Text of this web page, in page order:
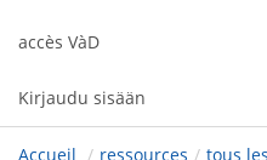
accès VàD
Kirjaudu sisään
Accueil / ressources / tous